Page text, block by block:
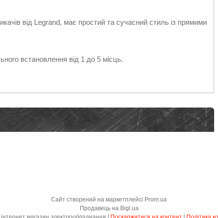
від Legrand, має простий та сучасний стиль із прямими
встановлення від 1 до 5 місць.
Сайт створений на маркетплейсі Prom.ua
Продавець на Bigl.ua